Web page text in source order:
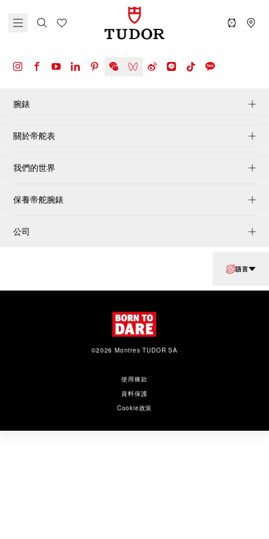
腕錶
關於帝舵表
我們的世界
保養帝舵腕錶
公司
語言
使用條款
資料保護
Cookie政策
©2026 Montres TUDOR SA